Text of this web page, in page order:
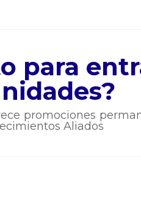
para
promociones
Aliados